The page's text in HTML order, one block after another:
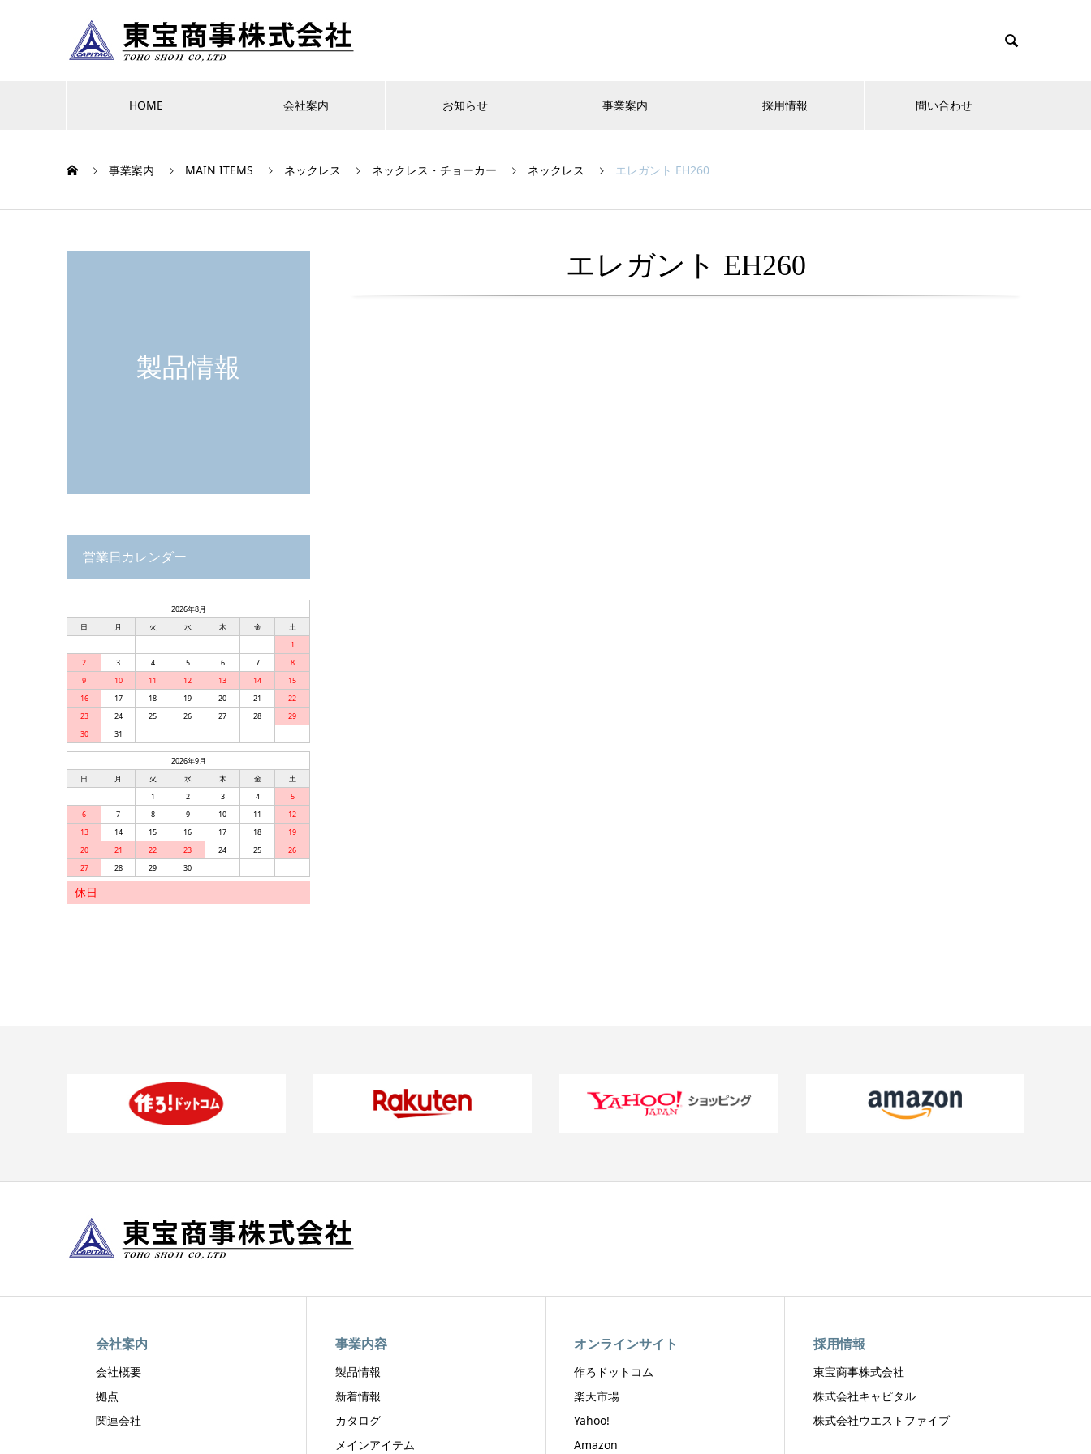

HOME 会社案内 お知らせ 事業案内 採用情報 問い合わせ
事業案内 MAIN ITEMS ネックレス ネックレス・チョーカー ネックレス エレガント EH260
製品情報
エレガント EH260
営業日カレンダー
2026年8月
日
月 火 水 木 金
土
1
2
3 4 5 6 7
8
9
10 11 12 13 14
15
16
17 18 19 20 21
22
23
24 25 26 27 28
29
30
31
2026年9月
日
月 火 水 木 金
土
1
2 3 4
5
6
7 8 9 10 11
12
13
14 15 16 17 18
19
20
21 22 23 24 25
26
27
28 29 30
休日
会社案内
会社概要
拠点
関連会社
事業内容
製品情報
新着情報
カタログ
メインアイテム
オンラインサイト
作ろドットコム
楽天市場
Yahoo!
Amazon
採用情報
東宝商事株式会社
株式会社キャピタル
株式会社ウエストファイブ